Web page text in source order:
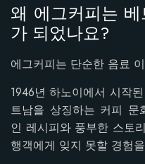
왜 에그커피는
가 되었나요?
에그커피는 단순한 음료
1946년 하노이에서 시작
트남을 상징하는 커피 문
인 레시피와 풍부한 스토
행객에게 잊지 못할 경험